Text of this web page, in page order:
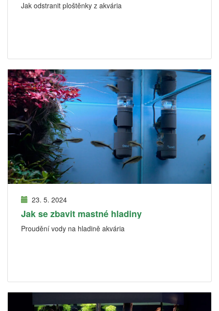
Jak odstranit ploštěnky z akvária
23. 5. 2024
Jak se zbavit mastné hladiny
Proudění vody na hladině akvária